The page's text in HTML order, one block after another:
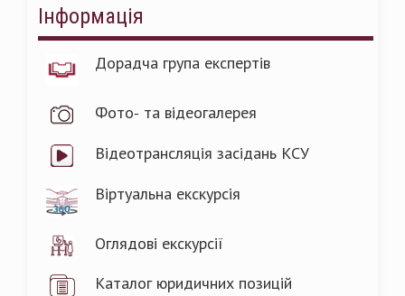
Інформація
Дорадча група експертів
Фото- та відеогалерея
Відеотрансляція засідань КСУ
Віртуальна екскурсія
Оглядові екскурсії
Каталог юридичних позицій